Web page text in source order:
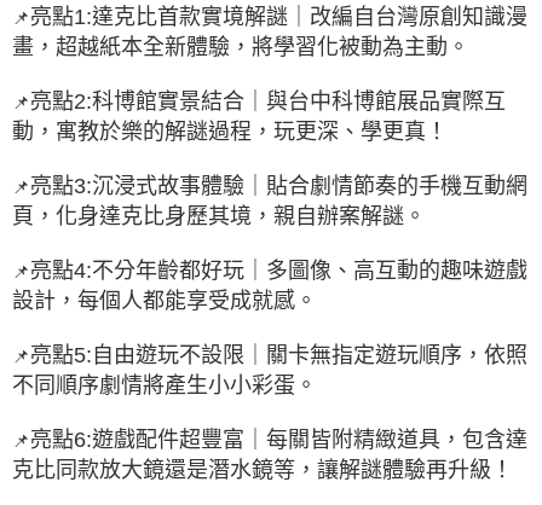
📌亮點1:達克比首款實境解謎｜改編自台灣原創知識漫
畫，超越紙本全新體驗，將學習化被動為主動。
📌亮點2:科博館實景結合｜與台中科博館展品實際互
動，寓教於樂的解謎過程，玩更深、學更真！
📌亮點3:沉浸式故事體驗｜貼合劇情節奏的手機互動網
頁，化身達克比身歷其境，親自辦案解謎。
📌亮點4:不分年齡都好玩｜多圖像、高互動的趣味遊戲
設計，每個人都能享受成就感。
📌亮點5:自由遊玩不設限｜關卡無指定遊玩順序，依照
不同順序劇情將產生小小彩蛋。
📌亮點6:遊戲配件超豐富｜每關皆附精緻道具，包含達
克比同款放大鏡還是潛水鏡等，讓解謎體驗再升級！